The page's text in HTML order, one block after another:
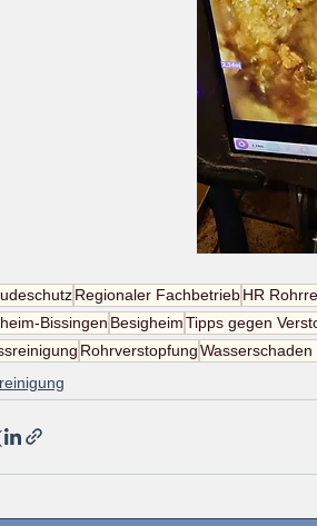
Regionaler FachbetriebHR
Bissingen BesigheimTipps gegen
Rohrverstopfung